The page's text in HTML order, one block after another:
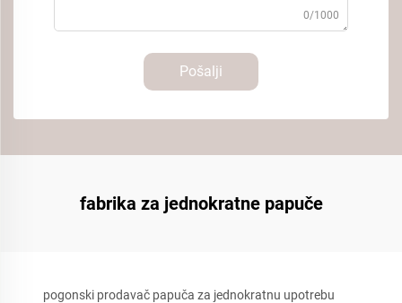
0/1000
Pošalji
fabrika za jednokratne papuče
pogonski prodavač papuča za jednokratnu upotrebu